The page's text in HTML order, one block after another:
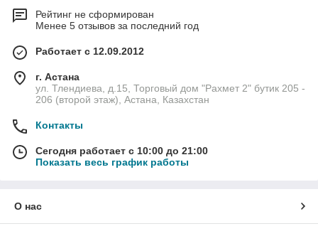
Рейтинг не сформирован
Менее 5 отзывов за последний год
Работает с 12.09.2012
г. Астана
ул. Тлендиева, д.15, Торговый дом "Рахмет 2" бутик 205 -
206 (второй этаж), Астана, Казахстан
Контакты
Сегодня работает с 10:00 до 21:00
Показать весь график работы
О нас